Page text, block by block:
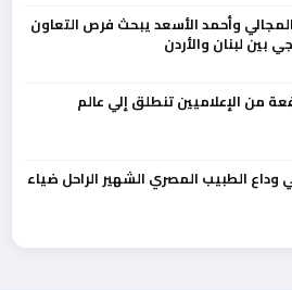
وأحمد الأسعد يبحث فرص التعاون
بين لبنان والأردن
من الإعلاميين تنطلق إلي عالم
الطبيب المصري الشهير الراحل ضياء